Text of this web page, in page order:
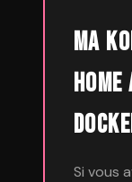
Ma
Si vous